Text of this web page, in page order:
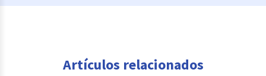
Artículos relacionados